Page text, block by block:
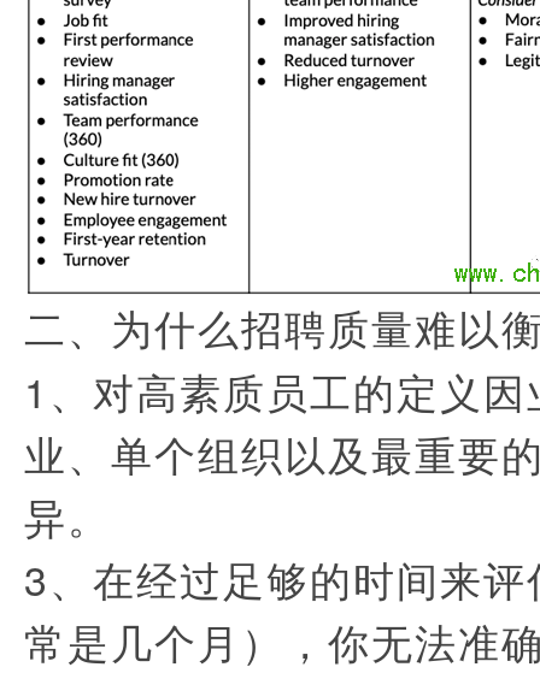
二、为什么招聘质量难以
1、对高素质员工的定义
业、单个组织以及最重要
异。
3、在经过足够的时间来
常是几个月），你无法准